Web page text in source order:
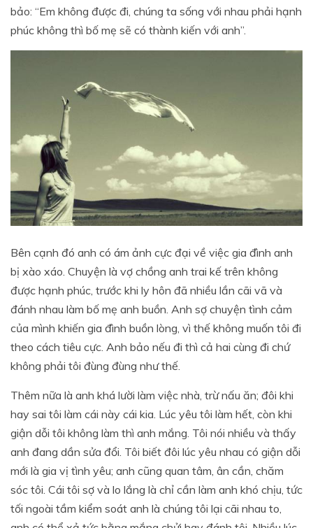
bảo: “Em không được đi, chúng ta sống với nhau phải hạnh
phúc không thì bố mẹ sẽ có thành kiến với anh”.
Bên cạnh đó anh có ám ảnh cực đại về việc gia đình anh
bị xào xáo. Chuyện là vợ chồng anh trai kế trên không
được hạnh phúc, trước khi ly hôn đã nhiều lần cãi vã và
đánh nhau làm bố mẹ anh buồn. Anh sợ chuyện tình cảm
của mình khiến gia đình buồn lòng, vì thế không muốn tôi đi
theo cách tiêu cực. Anh bảo nếu đi thì cả hai cùng đi chứ
không phải tôi đùng đùng như thế.
Thêm nữa là anh khá lười làm việc nhà, trừ nấu ăn; đôi khi
hay sai tôi làm cái này cái kia. Lúc yêu tôi làm hết, còn khi
giận dỗi tôi không làm thì anh mắng. Tôi nói nhiều và thấy
anh đang dần sửa đổi. Tôi biết đôi lúc yêu nhau có giận dỗi
mới là gia vị tình yêu; anh cũng quan tâm, ân cần, chăm
sóc tôi. Cái tôi sợ và lo lắng là chỉ cần làm anh khó chịu, tức
tối ngoài tầm kiểm soát anh là chúng tôi lại cãi nhau to,